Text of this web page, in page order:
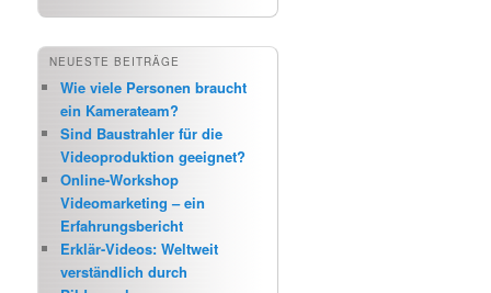
NEUESTE BEITRÄGE
Wie viele Personen braucht
ein Kamerateam?
Sind Baustrahler für die
Videoproduktion geeignet?
Online-Workshop
Videomarketing – ein
Erfahrungsbericht
Erklär-Videos: Weltweit
verständlich durch